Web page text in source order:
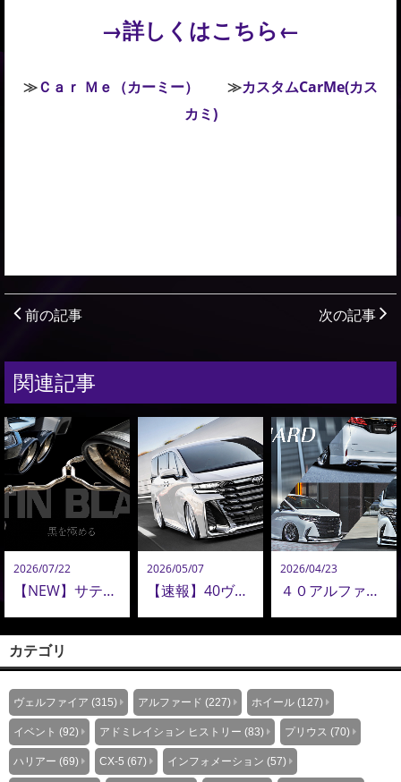
→詳しくはこちら←
≫Ｃａｒ Ｍｅ（カーミー） ≫カスタムCarMe(カス
カミ)
前の記事 次の記事
関連記事
2026/07/22
【NEW】サテンブラックテール新登場｜美しさ・音質・品質を極めたアドミレイション エキゾーストシステムのこだわり
2026/05/07
【速報】40ヴェルファイア コンプリートオーダー再開！ADMIRATION 40ヴェルファイア 最新カスタム公開！
2026/04/23
４０アルファードを、もう一段上の存在へ。造形美で魅せる。アドミレイションのエアロパーツ提案
カテゴリ
ヴェルファイア (315) アルファード (227) ホイール (127)
イベント (92) アドミレイション ヒストリー (83) プリウス (70)
ハリアー (69) CX-5 (67) インフォメーション (57)